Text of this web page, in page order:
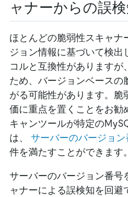
ャナーからの誤
ほとんどの脆弱性スキャ
ジョン情報に基づいて検出
コルと互換性があります
ため、バージョンベースの
がる可能性があります。
価に重点を置くことをお勧
キャンツールが特定の
は、 サーバーのバージョ
件を満たすことができます。
サーバーのバージョン番号
ャナーによる誤検知を回避